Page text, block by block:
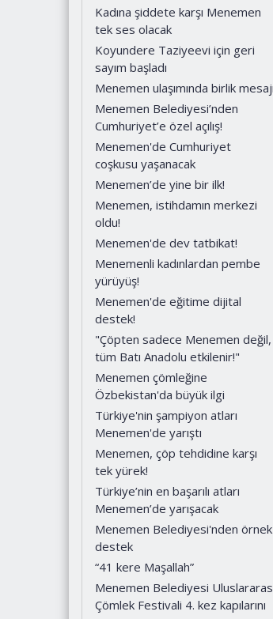
Kadına şiddete karşı Menemen
tek ses olacak
Koyundere Taziyeevi için geri
sayım başladı
Menemen ulaşımında birlik mesajı
Menemen Belediyesi’nden
Cumhuriyet’e özel açılış!
Menemen'de Cumhuriyet
coşkusu yaşanacak
Menemen’de yine bir ilk!
Menemen, istihdamın merkezi
oldu!
Menemen'de dev tatbikat!
Menemenli kadınlardan pembe
yürüyüş!
Menemen'de eğitime dijital
destek!
"Çöpten sadece Menemen değil,
tüm Batı Anadolu etkilenir!"
Menemen çömleğine
Özbekistan'da büyük ilgi
Türkiye'nin şampiyon atları
Menemen'de yarıştı
Menemen, çöp tehdidine karşı
tek yürek!
Türkiye’nin en başarılı atları
Menemen’de yarışacak
Menemen Belediyesi'nden örnek
destek
“41 kere Maşallah”
Menemen Belediyesi
Çömlek Festivali 4. kez kapılarını